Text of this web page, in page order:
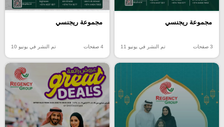
مجموعة ريجنسي
3 صفحات تم النشر في يونيو 11
مجموعة ريجنسي
4 صفحات تم النشر في يونيو 10